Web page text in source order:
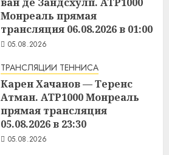
Монреаль прямая
трансляция 06.08.2026 в 01:00
05.08.2026
ТРАНСЛЯЦИИ ТЕННИСА
Карен Хачанов — Теренс
Атман. ATP1000 Монреаль
прямая трансляция
05.08.2026 в 23:30
05.08.2026